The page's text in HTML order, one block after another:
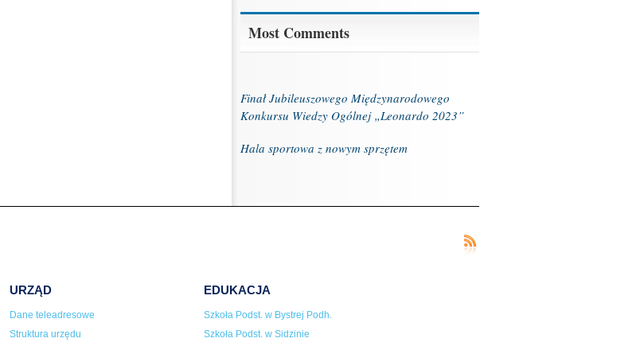
Most Comments
Finał Jubileuszowego Międzynarodowego
Konkursu Wiedzy Ogólnej „Leonardo 2023”
Hala sportowa z nowym sprzętem
URZĄD
Dane teleadresowe
Struktura urzędu
EDUKACJA
Szkoła Podst. w Bystrej Podh.
Szkoła Podst. w Sidzinie